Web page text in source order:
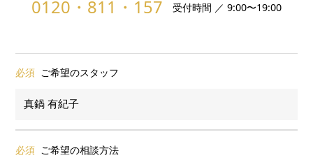
0120・811・157 受付時間 ／ 9:00〜19:00
必須 ご希望のスタッフ
必須 ご希望の相談方法